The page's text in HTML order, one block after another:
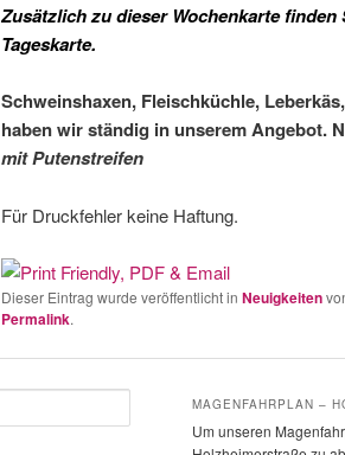
Zusätzlich zu dieser Wochenkarte
Tageskarte.
Schweinshaxen, Fleischküchle, Leberkäs,
haben wir ständig inunserem Angebot.
mit Putenstreifen
Für Druckfehler keine Haftung.
Dieser Eintrag wurde veröffentlicht in Neuigkeiten
Permalink.
MAGENFAHRPLAN –
Um unseren